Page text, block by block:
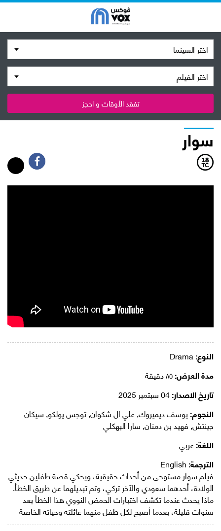
اختر السينما
اختر الفيلم
تفقد الأوقات و احجز
سوار
النوع:
مدة العرض:
تاريخ الاصدار:
النجوم:يوسف ديميروك, علي ال شكوان, توجس يولكو, سيكان
جينتش, فهيد بن دمنان, سارا البهكلي
اللغة:عربي
الترجمة:
فيلم سوار مستوحى من أحداث حقيقية، ويحكي قصة طفلين حديثي
الولادة، أحدهما سعودي والآخر تركي، وتم تبديلهما عن طريق الخطأ.
ماذا يحدث عندما تكشف اختبارات الحمض النووي هذا الخطأ بعد
سنوات قليلة، بعدما أصبح لكل طفل منهما عائلته وحياته الخاصة